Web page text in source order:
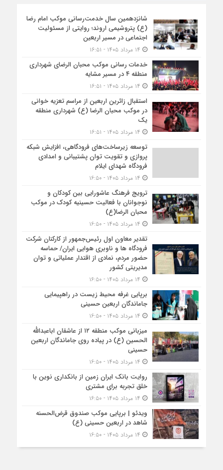
شانزدهمین سال خدمت‌رسانی موکب امام رضا
(ع) پتروشیمی اروند؛ روایتی از مسئولیت
اجتماعی در مسیر اربعین
خدمات رسانی موکب محبان الرضای شهرداری
منطقه ۴ در مسیر مشایه
استقبال زائرین اربعین از مراسم تعزیه خوانی
در موکب محبان الرضا (ع) شهرداری منطقه
یک
توسعه زیرساخت‌های فرودگاهی، افزایش شبکه
پروازی و تقویت توان پشتیبانی و امدادی
فرودگاه شهدای ایلام
ترویج فرهنگ عاشورایی بین کودکان و
نوجوانان با فعالیت حسینیه کودک در موکب
محبان الرضا(ع)
تقدیر معاون اول رئیس‌جمهور از کارکنان شرکت
فرودگاه ها و ناوبری هوایی ایران/ حماسه
حضور مردم، نمادی از اقتدار عملیاتی و توان
مدیریتی کشور
برپایی غرفه محیط زیست در راهپیمایی
جاماندگان اربعین حسینی
میزبانی موکب منطقه ۱۲ از عاشقان اباعبدالله
الحسین (ع) در پیاده روی جاماندگان اربعین
حسینی
روایت بانک ایران زمین از بانکداری نوین با
خلق تجربه برای مشتری
ویدئو | برپایی موکب صندوق قرض‌الحسنه
شاهد در اربعین حسینی (ع)